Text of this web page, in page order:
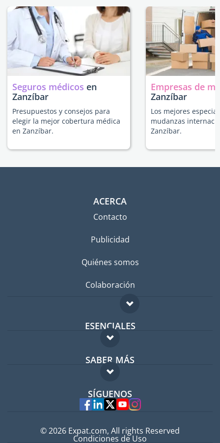
Seguros médicos en
Zanzíbar
Presupuestos y consejos para
elegir la mejor cobertura médica
en Zanzíbar.
Empresas de
Zanzíbar
Los mejores
mudanzas
Zanzíbar.
ACERCA
Contacto
Publicidad
Quiénes somos
Colaboración
ESENCIALES
Foro para expatriados
Guía para expatriados
Trabajos en el extranjero
SABER MÁS
FAQ
Expertos
SÍGUENOS
© 2026 Expat.com, All rights Reserved
Condiciones de Uso